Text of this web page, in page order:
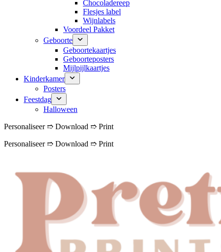
Chocoladereep
Flesjes label
Wijnlabels
Voordeel Pakket
Geboorte
Geboortekaartjes
Geboorteposters
Mijlpijlkaartjes
Kinderkamer
Posters
Feestdag
Halloween
Personaliseer ➱ Download ➱ Print
Personaliseer ➱ Download ➱ Print